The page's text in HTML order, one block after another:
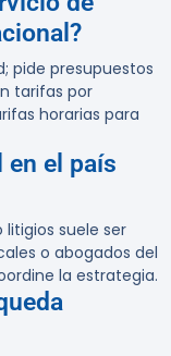
pide presupuestos
tarifas por
horarias para
en el país
suele ser
o abogados del
la estrategia.